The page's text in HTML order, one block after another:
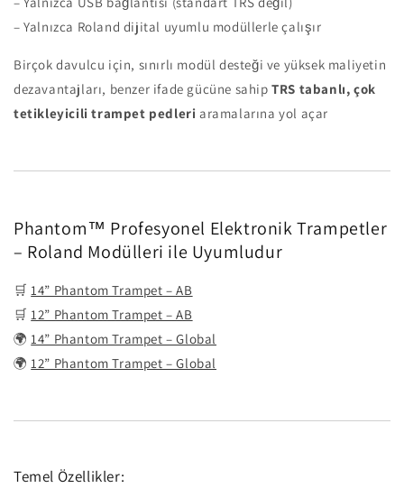
– Yalnızca Roland dijital uyumlu modüllerle çalışır
Birçok davulcu için, sınırlı modül desteği ve yüksek maliyetin
dezavantajları, benzer ifade gücüne sahipTRS tabanlı, çok
tetikleyicili trampet pedleri aramalarına yol açar
Phantom™ Profesyonel Elektronik Trampetler
– Roland Modülleri ile Uyumludur
🛒14” Phantom Trampet – AB
🛒12” Phantom Trampet – AB
🌍14” Phantom Trampet – Global
🌍12” Phantom Trampet – Global
Temel Özellikler: